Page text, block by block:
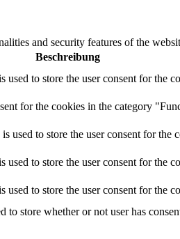
and security features of the
Beschreibung
to store the user consent for the
for the cookies in the category
to store the user consent for the
to store the user consent for the
to store the user consent for the
store whether or not user has